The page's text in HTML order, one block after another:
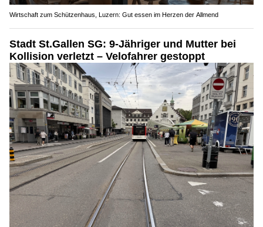
Wirtschaft zum Schützenhaus, Luzern: Gut essen im Herzen der Allmend
Stadt St.Gallen SG: 9-Jähriger und Mutter bei
Kollision verletzt – Velofahrer gestoppt